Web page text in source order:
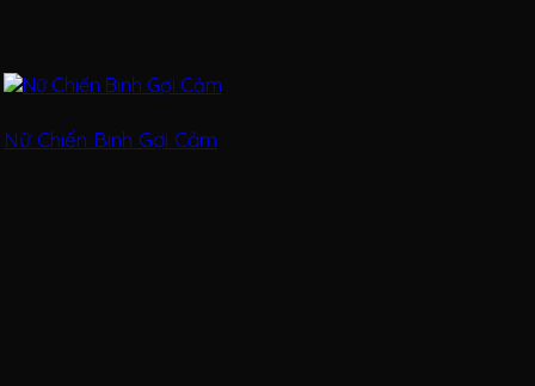
Nữ Chiến Binh Gợi Cảm